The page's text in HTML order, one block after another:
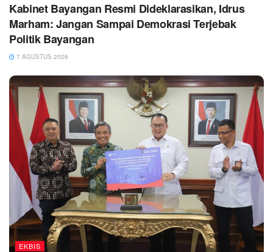
Kabinet Bayangan Resmi Dideklarasikan, Idrus
Marham: Jangan Sampai Demokrasi Terjebak
Politik Bayangan
7 AGUSTUS 2026
EKBIS